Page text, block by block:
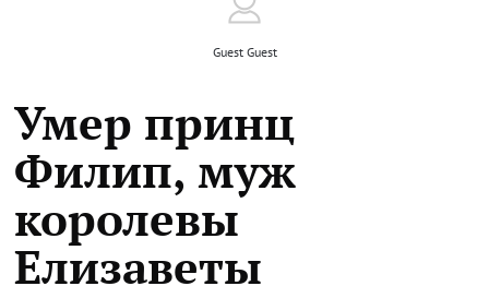
Guest Guest
Умер принц
Филип, муж
королевы
Елизаветы